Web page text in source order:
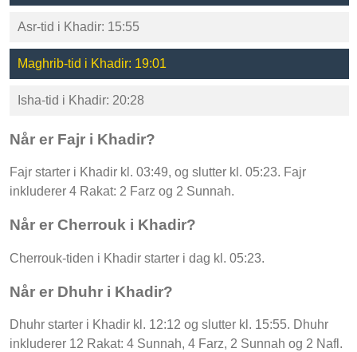
Asr-tid i Khadir: 15:55
Maghrib-tid i Khadir: 19:01
Isha-tid i Khadir: 20:28
Når er Fajr i Khadir?
Fajr starter i Khadir kl. 03:49, og slutter kl. 05:23. Fajr
inkluderer 4 Rakat: 2 Farz og 2 Sunnah.
Når er Cherrouk i Khadir?
Cherrouk-tiden i Khadir starter i dag kl. 05:23.
Når er Dhuhr i Khadir?
Dhuhr starter i Khadir kl. 12:12 og slutter kl. 15:55. Dhuhr
inkluderer 12 Rakat: 4 Sunnah, 4 Farz, 2 Sunnah og 2 Nafl.